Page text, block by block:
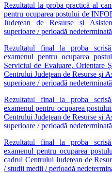
Rezultatul la proba practică al
pentru ocuparea postului de
Județean de Resurse și
superioare / perioadă nedeterminată
Rezultatul final la proba scrisă
examenul pentru ocuparea
Serviciul de Evaluare, Orientare
Centrului Județean de Resurse și
superioare / perioadă nedeterminată
Rezultatul final la proba scrisă
examenul pentru ocuparea
Centrului Județean de Resurse și
superioare / perioadă nedeterminată
Rezultatul final la proba scrisă
examenul pentru ocuparea
cadrul Centrului Județean de
/ studii medii / perioadă